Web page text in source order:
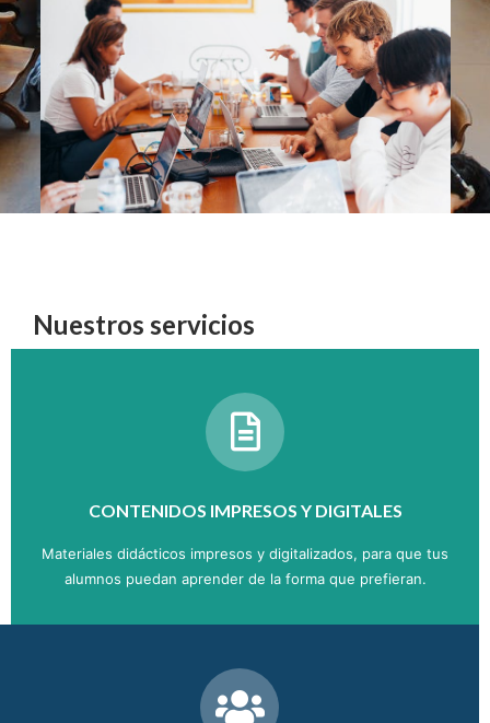
Nuestros servicios
CONTENIDOS IMPRESOS Y DIGITALES
Materiales didácticos impresos y digitalizados, para que tus
alumnos puedan aprender de la forma que prefieran.